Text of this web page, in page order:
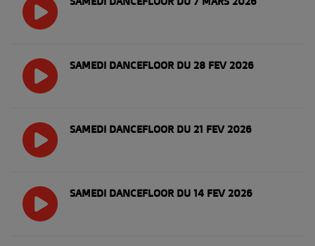
SAMEDI DANCEFLOOR DU 28 FEV 2026
SAMEDI DANCEFLOOR DU 21 FEV 2026
SAMEDI DANCEFLOOR DU 14 FEV 2026